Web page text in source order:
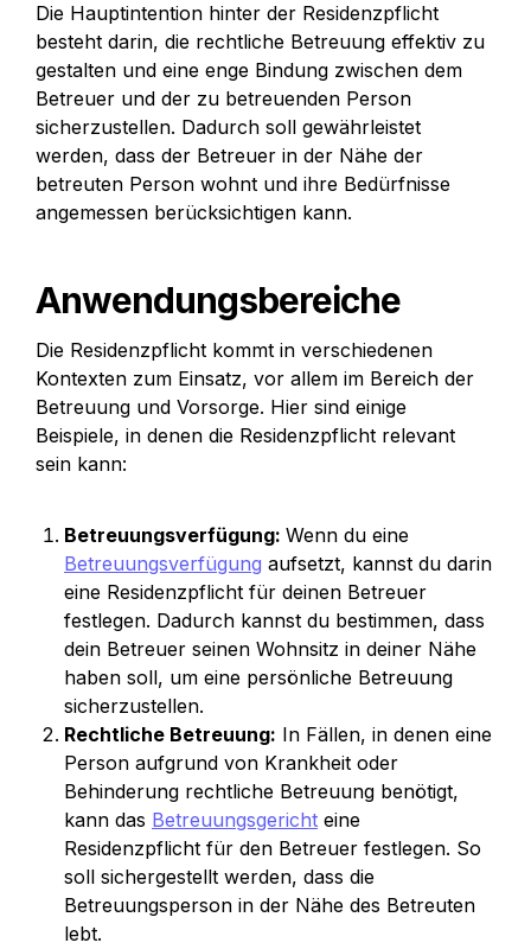
Die Hauptintention hinter der Residenzpflicht
besteht darin, die rechtliche Betreuung effektiv zu
gestalten und eine enge Bindung zwischen dem
Betreuer und der zu betreuenden Person
sicherzustellen. Dadurch soll gewährleistet
werden, dass der Betreuer in der Nähe der
betreuten Person wohnt und ihre Bedürfnisse
angemessen berücksichtigen kann.
Anwendungsbereiche
Die Residenzpflicht kommt in verschiedenen
Kontexten zum Einsatz, vor allem im Bereich der
Betreuung und Vorsorge. Hier sind einige
Beispiele, in denen die Residenzpflicht relevant
sein kann:
Betreuungsverfügung:
Betreuungsverfügung aufsetzt, kannst du darin
eine Residenzpflicht für deinen Betreuer
festlegen. Dadurch kannst du bestimmen, dass
dein Betreuer seinen Wohnsitz in deiner Nähe
haben soll, um eine persönliche Betreuung
sicherzustellen.
Rechtliche Betreuung: In Fällen, in denen eine
Person aufgrund von Krankheit oder
Behinderung rechtliche Betreuung benötigt,
kann das Betreuungsgericht eine
Residenzpflicht für den Betreuer festlegen. So
soll sichergestellt werden, dass die
Betreuungsperson in der Nähe des Betreuten
lebt.